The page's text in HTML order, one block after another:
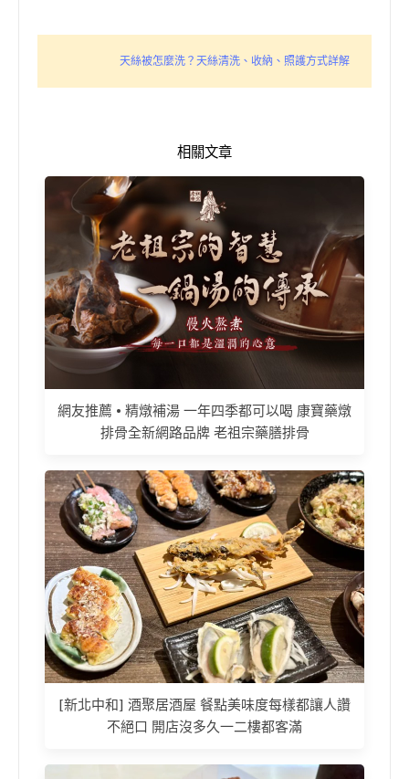
天絲被怎麼洗？天絲清洗、收納、照護方式詳解
相關文章
網友推薦 • 精燉補湯 一年四季都可以喝 康寶藥燉
排骨全新網路品牌 老祖宗藥膳排骨
[新北中和] 酒聚居酒屋 餐點美味度每樣都讓人讚
不絕口 開店沒多久一二樓都客滿